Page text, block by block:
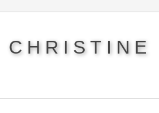
CHRISTINE